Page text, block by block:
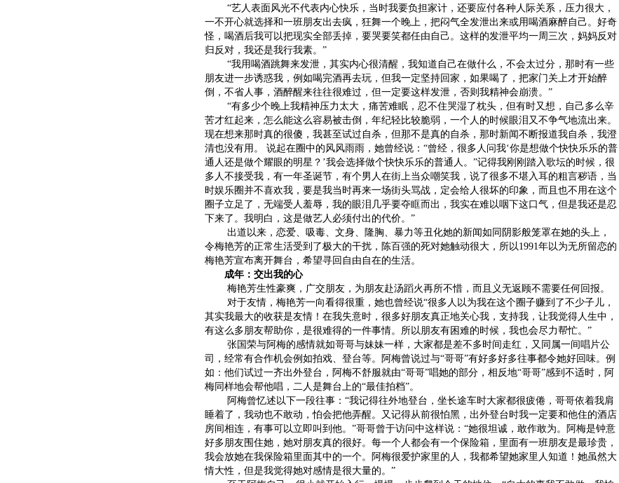
“艺人表面风光不代表内心快乐，当时我要负担家计，还要应付各种人际关系，压力很大，
一不开心就选择和一班朋友出去疯，狂舞一个晚上，把闷气全发泄出来或用喝酒麻醉自己。好奇
怪，喝酒后我可以把现实全部丢掉，要哭要笑都任由自己。这样的发泄平均一周三次，妈妈反对
归反对，我还是我行我素。”
“我用喝酒跳舞来发泄，其实内心很清醒，我知道自己在做什么，不会太过分，那时有一些
朋友进一步诱惑我，例如喝完酒再去玩，但我一定坚持回家，如果喝了，把家门关上才开始醉
倒，不省人事，酒醉醒来往往很难过，但一定要这样发泄，否则我精神会崩溃。”
“有多少个晚上我精神压力太大，痛苦难眠，忍不住哭湿了枕头，但有时又想，自己多么辛
苦才红起来，怎么能这么容易被击倒，年纪轻比较脆弱，一个人的时候眼泪又不争气地流出来。
现在想来那时真的很傻，我甚至试过自杀，但那不是真的自杀，那时新闻不断报道我自杀，我澄
清也没有用。 说起在圈中的风风雨雨，她曾经说：“曾经，很多人问我‘你是想做个快快乐乐的普
通人还是做个耀眼的明星？’我会选择做个快快乐乐的普通人。”记得我刚刚踏入歌坛的时候，很
多人不接受我，有一年圣诞节，有个男人在街上当众嘲笑我，说了很多不堪入耳的粗言秽语，当
时娱乐圈并不喜欢我，要是我当时再来一场街头骂战，定会给人很坏的印象，而且也不用在这个
圈子立足了，无端受人羞辱，我的眼泪几乎要夺眶而出，我实在难以咽下这口气，但是我还是忍
下来了。我明白，这是做艺人必须付出的代价。”
出道以来，恋爱、吸毒、文身、隆胸、暴力等丑化她的新闻如同阴影般笼罩在她的头上，
令梅艳芳的正常生活受到了极大的干扰，陈百强的死对她触动很大，所以1991年以为无所留恋的
梅艳芳宣布离开舞台，希望寻回自由自在的生活。
成年：交出我的心
梅艳芳生性豪爽，广交朋友，为朋友赴汤蹈火再所不惜，而且义无返顾不需要任何回报。
对于友情，梅艳芳一向看得很重，她也曾经说“很多人以为我在这个圈子赚到了不少子儿，
其实我最大的收获是友情！在我失意时，很多好朋友真正地关心我，支持我，让我觉得人生中，
有这么多朋友帮助你，是很难得的一件事情。所以朋友有困难的时候，我也会尽力帮忙。”
张国荣与阿梅的感情就如哥哥与妹妹一样，大家都是差不多时间走红，又同属一间唱片公
司，经常有合作机会例如拍戏、登台等。阿梅曾说过与“哥哥”有好多好多往事都令她好回味。例
如：他们试过一齐出外登台，阿梅不舒服就由“哥哥”唱她的部分，相反地“哥哥”感到不适时，阿
梅同样地会帮他唱，二人是舞台上的“最佳拍档”。
阿梅曾忆述以下一段往事：“我记得往外地登台，坐长途车时大家都很疲倦，哥哥依着我肩
睡着了，我动也不敢动，怕会把他弄醒。又记得从前很怕黑，出外登台时我一定要和他住的酒店
房间相连，有事可以立即叫到他。”哥哥曾于访问中这样说：“她很坦诚，敢作敢为。阿梅是钟意
好多朋友围住她，她对朋友真的很好。每一个人都会有一个保险箱，里面有一班朋友是最珍贵，
我会放她在我保险箱里面其中的一个。阿梅很爱护家里的人，我都希望她家里人知道！她虽然大
情大性，但是我觉得她对感情是很大量的。”